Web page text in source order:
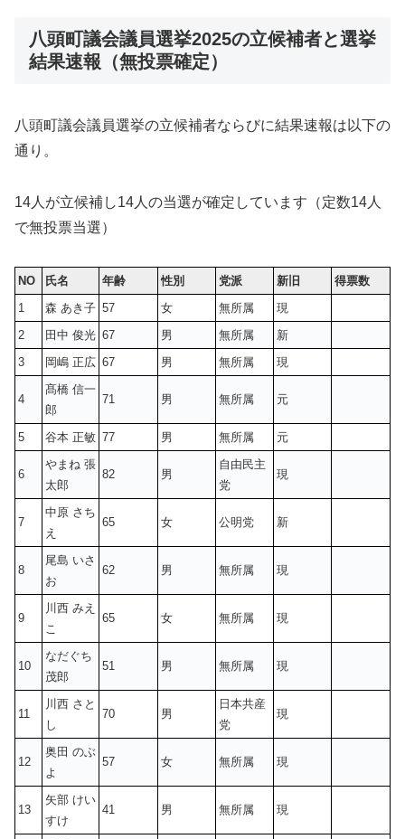
八頭町議会議員選挙2025の立候補者と選挙
結果速報（無投票確定）
八頭町議会議員選挙の立候補者ならびに結果速報は以下の
通り。
14人が立候補し14人の当選が確定しています（定数14人
で無投票当選）
NO 氏名 年齢 性別 党派 新旧
得票数
1
森 あき子 57 女 無所属
現
2
田中 俊光 67 男 無所属
新
3
岡嶋 正広 67 男 無所属 現
4
髙橋 信一
郎
71 男 無所属 元
5 谷本 正敏 77 男 無所属 元
6
やまね 張
太郎
82 男
自由民主
党
現
7
中原 さち
え
65 女 公明党 新
8
尾島 いさ
お
62 男 無所属 現
9
川西 みえ
こ
65 女 無所属 現
10
なだぐち
茂郎
51 男 無所属 現
11
川西 さと
し
70 男
日本共産
党
現
12
奥田 のぶ
よ
57 女 無所属 現
13
矢部 けい
すけ
41 男 無所属 現